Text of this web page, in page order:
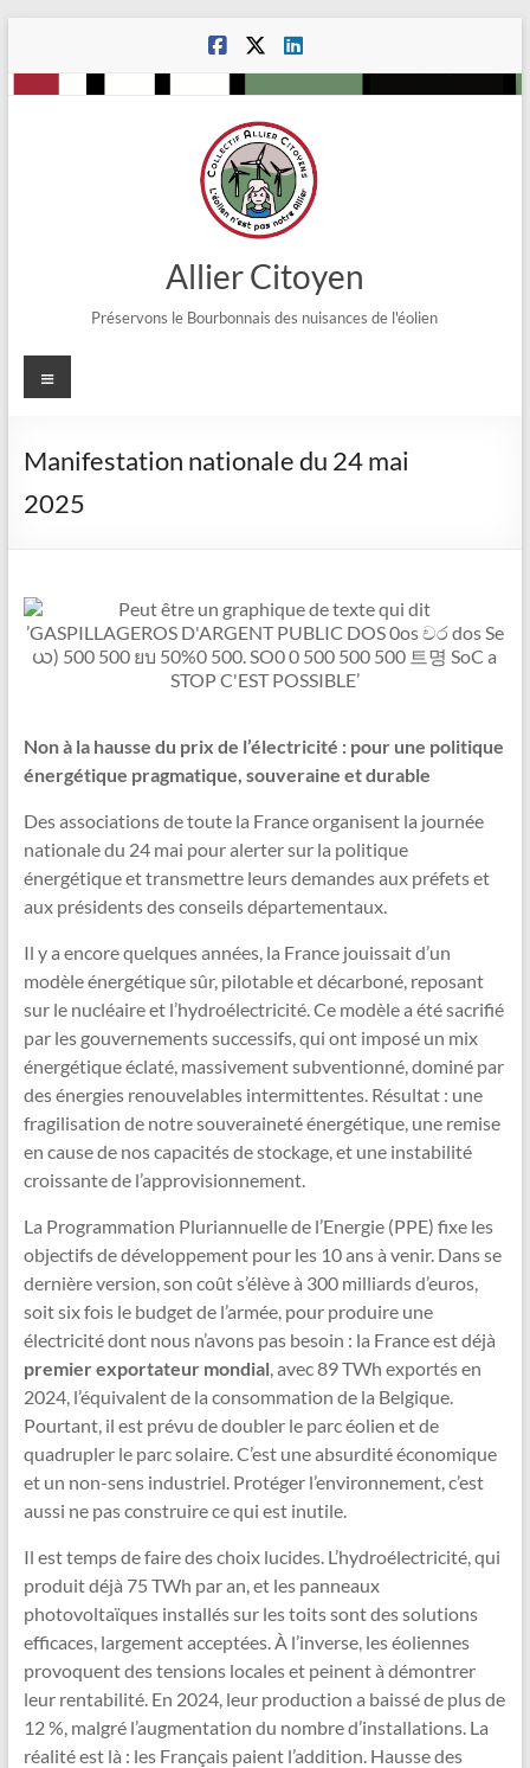
contenu
Allier Citoyen
Préservons le Bourbonnais des nuisances de l'éolien
Menu
Manifestation nationale du 24 mai
2025
Non à la hausse du prix de l’électricité : pour une politique
énergétique pragmatique, souveraine et durable
Des associations de toute la France organisent la journée
nationale du 24 mai pour alerter sur la politique
énergétique et transmettre leurs demandes aux préfets et
aux présidents des conseils départementaux.
Il y a encore quelques années, la France jouissait d’un
modèle énergétique sûr, pilotable et décarboné, reposant
sur le nucléaire et l’hydroélectricité. Ce modèle a été sacrifié
par les gouvernements successifs, qui ont imposé un mix
énergétique éclaté, massivement subventionné, dominé par
des énergies renouvelables intermittentes. Résultat : une
fragilisation de notre souveraineté énergétique, une remise
en cause de nos capacités de stockage, et une instabilité
croissante de l’approvisionnement.
La Programmation Pluriannuelle de l’Energie (PPE) fixe les
objectifs de développement pour les 10 ans à venir. Dans se
dernière version, son coût s’élève à 300 milliards d’euros,
soit six fois le budget de l’armée, pour produire une
électricité dont nous n’avons pas besoin : la France est déjà
premier exportateur mondial, avec 89 TWh exportés en
2024, l’équivalent de la consommation de la Belgique.
Pourtant, il est prévu de doubler le parc éolien et de
quadrupler le parc solaire. C’est une absurdité économique
et un non-sens industriel. Protéger l’environnement, c’est
aussi ne pas construire ce qui est inutile.
Il est temps de faire des choix lucides. L’hydroélectricité, qui
produit déjà 75 TWh par an, et les panneaux
photovoltaïques installés sur les toits sont des solutions
efficaces, largement acceptées. À l’inverse, les éoliennes
provoquent des tensions locales et peinent à démontrer
leur rentabilité. En 2024, leur production a baissé de plus de
12 %, malgré l’augmentation du nombre d’installations. La
réalité est là : les Français paient l’addition. Hausse des